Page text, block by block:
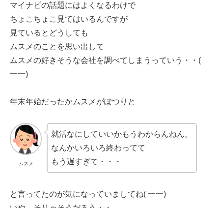
マイナビの話題にはよくなるわけで
ちょこちょこ見てはいるんですが
見ているとどうしても
ムスメのことを思い出して
ムスメの好きそうな会社を調べてしまうっていう・・(
一一)
年末年始だったかムスメがぽつりと
ムスメ
就活なにしていいかもうわからんねん。
なんかいろいろ終わってて
もう遅すぎて・・・
と言ってたのが気になっていましてね( 一一)